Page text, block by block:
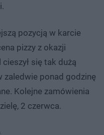
pozycją w karcie
pizzy z okazji
się tak dużą
zaledwie ponad godzinę
Kolejne zamówienia
2 czerwca.